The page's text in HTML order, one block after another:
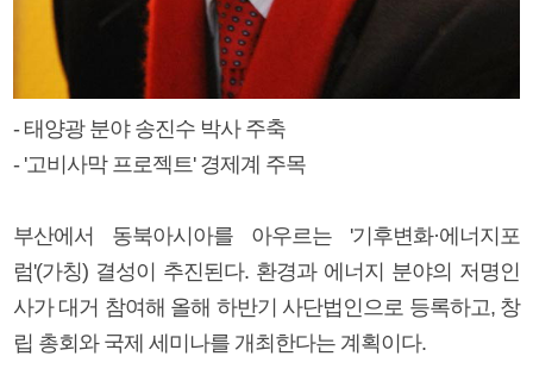
- 태양광 분야 송진수 박사 주축
- '고비사막 프로젝트' 경제계 주목
부산에서 동북아시아를 아우르는 '기후변화·에너지포
럼'(가칭) 결성이 추진된다. 환경과 에너지 분야의 저명인
사가 대거 참여해 올해 하반기 사단법인으로 등록하고, 창
립 총회와 국제 세미나를 개최한다는 계획이다.